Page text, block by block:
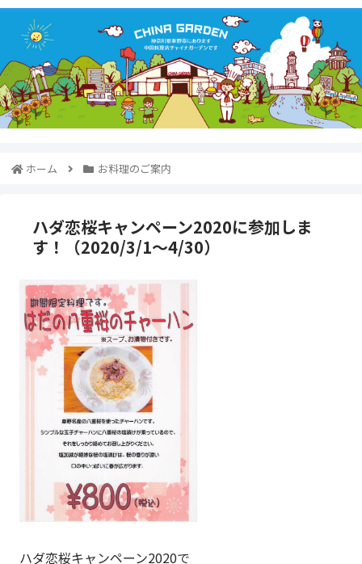
ホーム お料理のご案内
ハダ恋桜キャンペーン2020に参加しま
す！（2020/3/1～4/30）
ハダ恋桜キャンペーン2020で